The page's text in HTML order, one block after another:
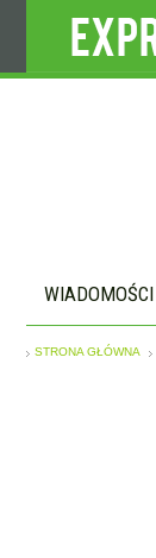
WIADOMOŚCI
STRONA GŁÓWNA